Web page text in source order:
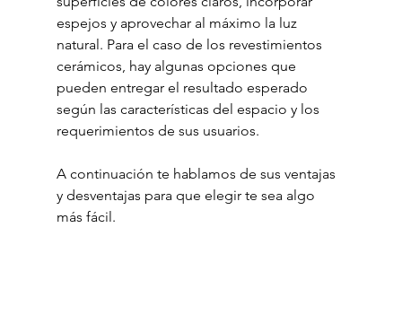
espejos y aprovechar al máximo la luz
natural. Para el caso de los revestimientos
cerámicos, hay algunas opciones que
pueden entregar el resultado esperado
según las características del espacio y los
requerimientos de sus usuarios.
A continuación te hablamos de sus ventajas
y desventajas para que elegir te sea algo
más fácil.